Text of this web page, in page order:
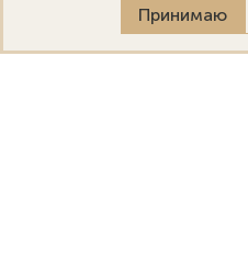
Режим работы:
Пн-Пт: 10:00–20:00
Принимаю